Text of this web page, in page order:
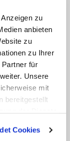
zu
anbieten
zu
zu Ihrer
für
Unsere
mit
bereitgestellt
Cookies
Betende
sehe?
Foyer